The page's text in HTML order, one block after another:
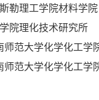
伦斯勒理工学院材
科学院理化技术研
师范大学化学化
师范大学化学化